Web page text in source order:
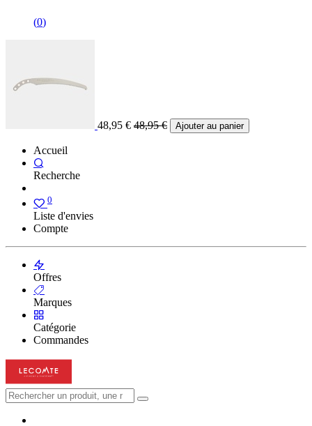
(0)
48,95 € 48,95€ Ajouter au panier
Accueil
Recherche
0
Liste d'envies
Compte
Offres
Marques
Catégorie
Commandes